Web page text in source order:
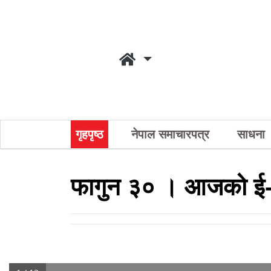
गृहपृष्ठ नेपाल समाचारपत्र साधना
फागुन ३० । आजको